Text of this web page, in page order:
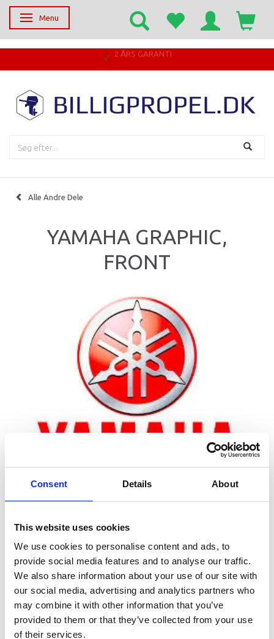
Consent Details About
This website uses cookies
We use cookies to personalise content and ads, to
provide social media features and to analyse our traffic.
We also share information about your use of our site with
our social media, advertising and analytics partners who
may combine it with other information that you’ve
provided to them or that they’ve collected from your use
of their services.
Skifte navigation
Menu
2 ÅRS GARANTI
Alle Andre Dele
YAMAHA GRAPHIC,
FRONT
Zoom
Leveringstid er 5-6 dag(e)
Model/varenr.: 6BW426770000
290,50 DKK